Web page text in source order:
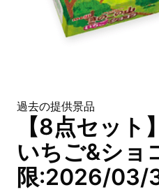
過去の提供景品
【8点セット
いちご&ショ
限:2026/03/